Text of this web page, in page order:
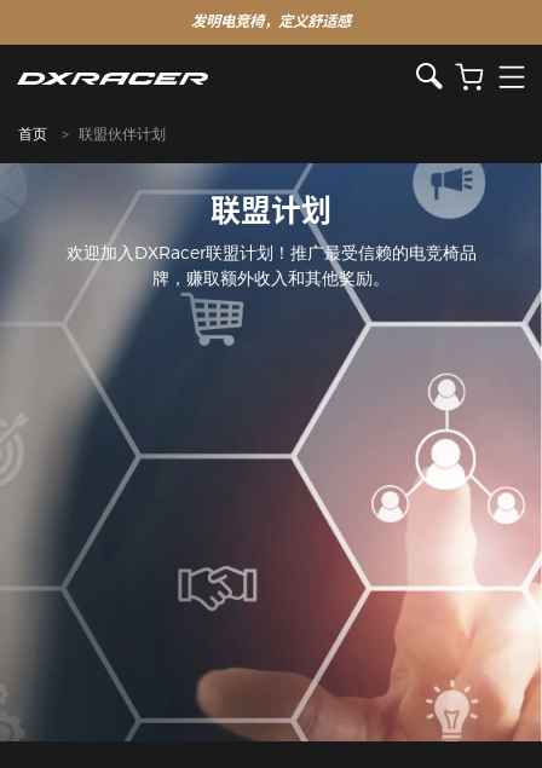
发明电竞椅，定义舒适感
首页 联盟伙伴计划
联盟计划
欢迎加入DXRacer联盟计划！推广最受信赖的电竞椅品
牌，赚取额外收入和其他奖励。